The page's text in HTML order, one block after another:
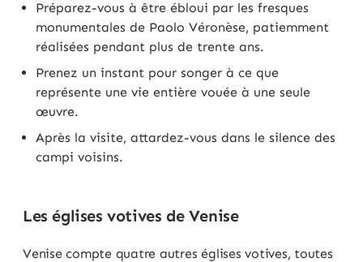
Préparez-vous à être ébloui par les fresques
monumentales de Paolo Véronèse, patiemment
réalisées pendant plus de trente ans.
Prenez un instant pour songer à ce que
représente une vie entière vouée à une seule
œuvre.
Après la visite, attardez-vous dans le silence des
campi voisins.
Les églises votives de Venise
Venise compte quatre autres églises votives, toutes